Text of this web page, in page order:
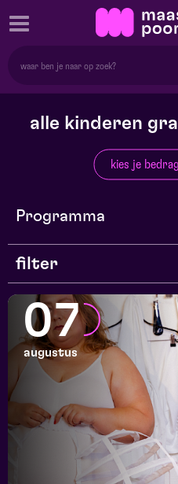
alle kinderen
kies je
Programma
filter
genre
series en selecties
07
augustus